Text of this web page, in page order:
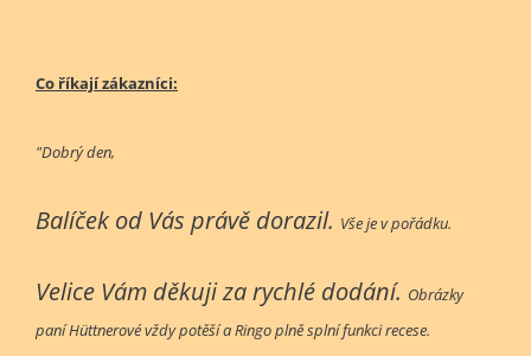
Co říkají zákazníci:
"Dobrý den,
Balíček od Vás právě dorazil. Vše je v pořádku.
Velice Vám děkuji za rychlé dodání. Obrázky
paní Hüttnerové vždy potěší a Ringo plně splní funkci recese.